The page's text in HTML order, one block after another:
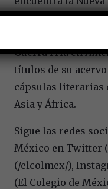
en su versión
Guerra Fría en
títulos de su
cápsulas literarias
Asia y África.
Sigue las redes
México en Twitter
(/elcolmex/),
(El Colegio de